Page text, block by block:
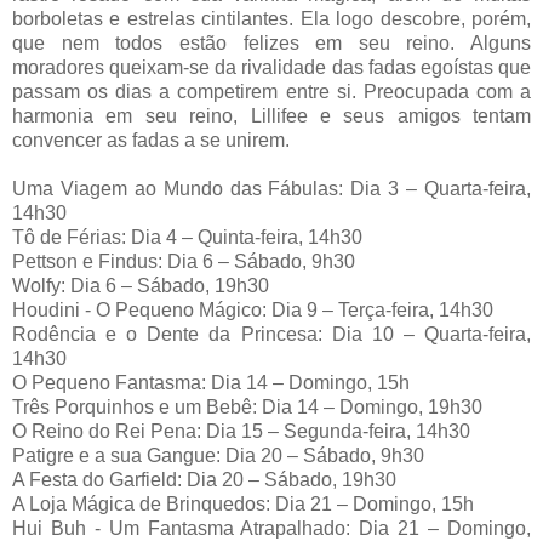
borboletas e estrelas cintilantes. Ela logo descobre, porém,
que nem todos estão felizes em seu reino. Alguns
moradores queixam-se da rivalidade das fadas egoístas que
passam os dias a competirem entre si. Preocupada com a
harmonia em seu reino, Lillifee e seus amigos tentam
convencer as fadas a se unirem.
Uma Viagem ao Mundo das Fábulas: Dia 3 – Quarta-feira,
14h30
Tô de Férias: Dia 4 – Quinta-feira, 14h30
Pettson e Findus: Dia 6 – Sábado, 9h30
Wolfy: Dia 6 – Sábado, 19h30
Houdini - O Pequeno Mágico: Dia 9 – Terça-feira, 14h30
Rodência e o Dente da Princesa: Dia 10 – Quarta-feira,
14h30
O Pequeno Fantasma: Dia 14 – Domingo, 15h
Três Porquinhos e um Bebê: Dia 14 – Domingo, 19h30
O Reino do Rei Pena: Dia 15 – Segunda-feira, 14h30
Patigre e a sua Gangue: Dia 20 – Sábado, 9h30
A Festa do Garfield: Dia 20 – Sábado, 19h30
A Loja Mágica de Brinquedos: Dia 21 – Domingo, 15h
Hui Buh - Um Fantasma Atrapalhado: Dia 21 – Domingo,